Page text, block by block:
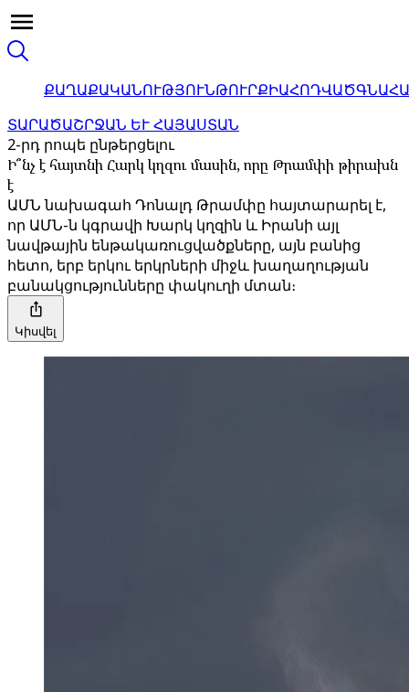
ՔԱՂԱՔԱԿԱՆՈՒԹՅՈՒՆԹՈՒՐՔԻԱՀՈԴՎԱԾ
ՏԱՐԱԾԱՇՐՋԱՆ ԵՒ ՀԱՅԱՍՏԱՆ
2-րդ րոպե ընթերցելու
Ի՞նչ է հայտնի Հարկ կղզու մասին, որը Թրամփի թիրախն
է
ԱՄՆ նախագահ Դոնալդ Թրամփը հայտարարել է,
որ ԱՄՆ-ն կգրավի Խարկ կղզին և Իրանի այլ
նավթային ենթակառուցվածքները, այն բանից
հետո, երբ երկու երկրների միջև խաղաղության
բանակցությունները փակուղի մտան։
Կիսվել